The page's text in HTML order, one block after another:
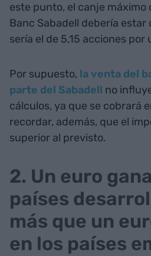
este punto, el canje máximo
Banc Sabadell debería
sería el de 5,15 acciones por
Por supuesto, la venta del
parte del Sabadell no
cálculos, ya que se cobrará
recordar, además, que el
superior al previsto.
2. Un euro
países
más que un
en los países